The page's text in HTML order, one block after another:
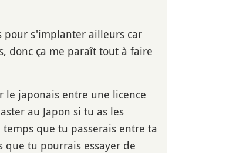
pour s'implanter ailleurs car
donc ça me paraît tout à faire
le japonais entre une licence
au Japon si tu as les
temps que tu passerais entre ta
que tu pourrais essayer de